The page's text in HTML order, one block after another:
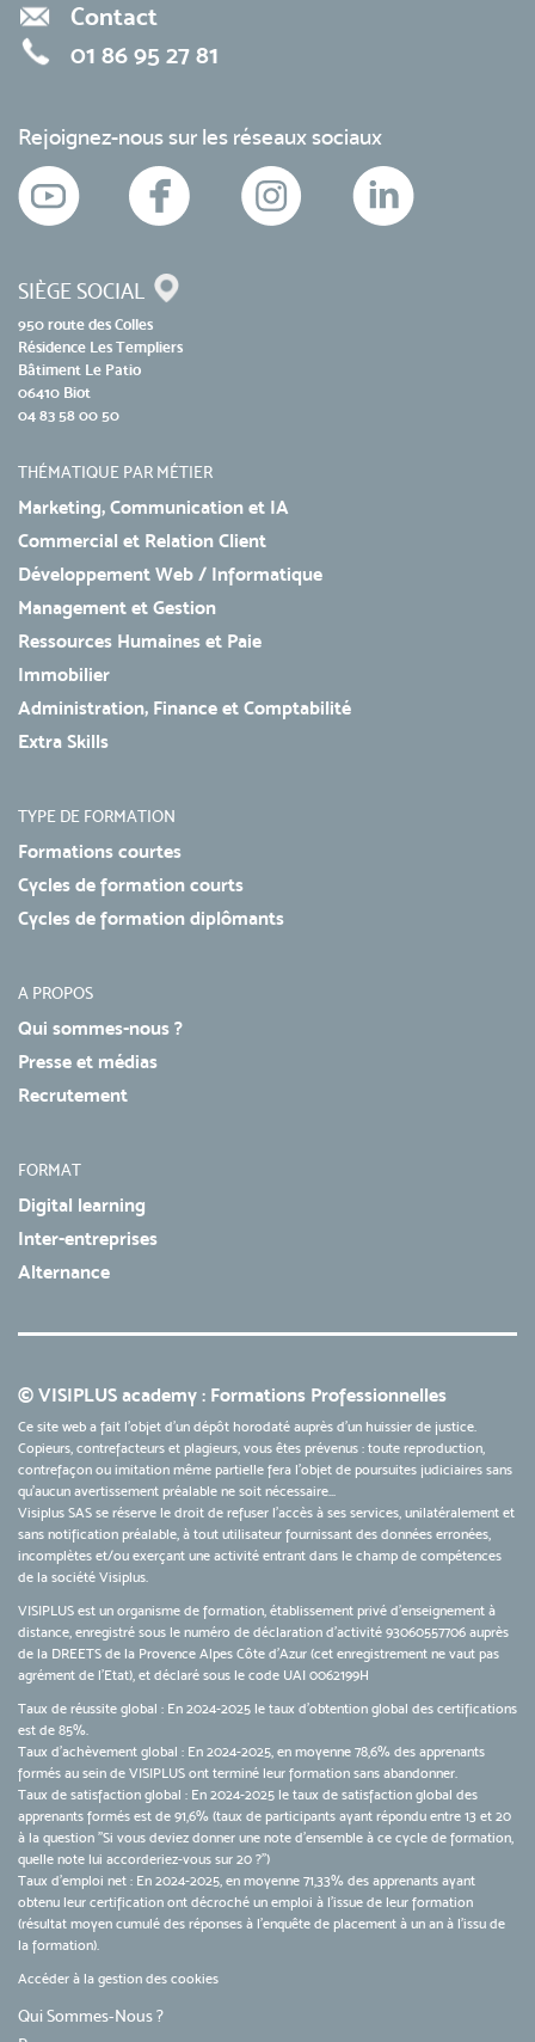
Contact
01 86 95 27 81
Rejoignez-nous sur les réseaux sociaux
SIÈGE SOCIAL
950 route des Colles
Résidence Les Templiers
Bâtiment Le Patio
06410 Biot
04 83 58 00 50
THÉMATIQUE PAR MÉTIER
Marketing, Communication et IA
Commercial et Relation Client
Développement Web / Informatique
Management et Gestion
Ressources Humaines et Paie
Immobilier
Administration, Finance et Comptabilité
Extra Skills
TYPE DE FORMATION
Formations courtes
Cycles de formation courts
Cycles de formation diplômants
A PROPOS
Qui sommes-nous ?
Presse et médias
Recrutement
FORMAT
Digital learning
Inter-entreprises
Alternance
© VISIPLUS academy : Formations Professionnelles
Ce site web a fait l'objet d'un dépôt horodaté auprès d'un huissier de justice.
Copieurs, contrefacteurs et plagieurs, vous êtes prévenus : toute reproduction,
contrefaçon ou imitation même partielle fera l'objet de poursuites judiciaires sans
qu’aucun avertissement préalable ne soit nécessaire...
Visiplus SAS se réserve le droit de refuser l'accès à ses services, unilatéralement et
sans notification préalable, à tout utilisateur fournissant des données erronées,
incomplètes et/ou exerçant une activité entrant dans le champ de compétences
de la société Visiplus.
VISIPLUS est un organisme de formation, établissement privé d’enseignement à
distance, enregistré sous le numéro de déclaration d’activité 93060557706 auprès
de la DREETS de la Provence Alpes Côte d’Azur (cet enregistrement ne vaut pas
agrément de l’Etat), et déclaré sous le code UAI 0062199H
Taux de réussite global : En 2024-2025 le taux d'obtention global des certifications
est de 85%.
Taux d’achèvement global : En 2024-2025, en moyenne 78,6% des apprenants
formés au sein de VISIPLUS ont terminé leur formation sans abandonner.
Taux de satisfaction global : En 2024-2025 le taux de satisfaction global des
apprenants formés est de 91,6% (taux de participants ayant répondu entre 13 et 20
à la question "Si vous deviez donner une note d’ensemble à ce cycle de formation,
quelle note lui accorderiez-vous sur 20 ?")
Taux d’emploi net : En 2024-2025, en moyenne 71,33% des apprenants ayant
obtenu leur certification ont décroché un emploi à l'issue de leur formation
(résultat moyen cumulé des réponses à l'enquête de placement à un an à l'issu de
la formation).
Accéder à la gestion des cookies
Qui Sommes-Nous ?